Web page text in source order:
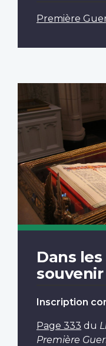
Première
Dans
souvenir
Inscription
Page 333 du
Première